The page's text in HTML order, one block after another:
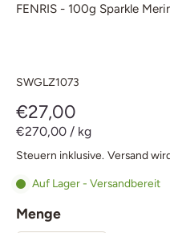
FENRIS - 100g Sparkle
SWGLZ1073
€27,00
€270,00 / kg
Steuern inklusive. Versand
Auf Lager - Versandbereit
Menge